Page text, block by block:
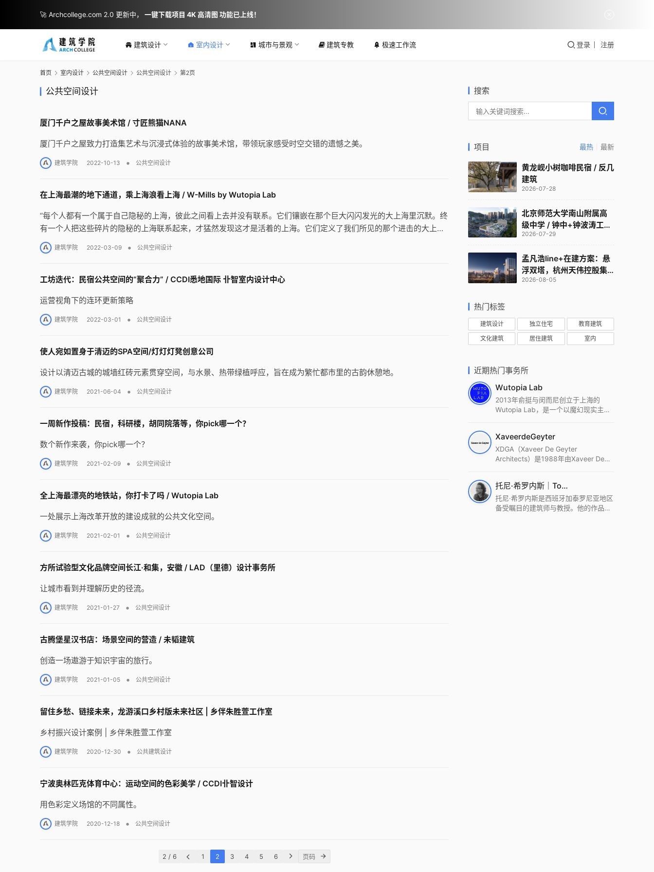
建筑设计 室内设计 城市与景观 建筑专教 极速工作流 登录 注册
首页 室内设计 公共空间设计 公共空间设计 第2页
公共空间设计
厦门千户之屋故事美术馆 / 寸匠熊猫NANA
厦门千户之屋致力打造集艺术与沉浸式体验的故事美术馆，带领玩家感受时空交错的遗憾之美。
建筑学院 2022-10-13 • 公共空间设计
在上海最潮的地下通道，乘上海浪看上海 / W-Mills by Wutopia Lab
“每个人都有一个属于自己隐秘的上海，彼此之间看上去并没有联系。它们镶嵌在那个巨大闪闪发光的大上海里沉默。终
有一个人把这些碎片的隐秘的上海联系起来，才猛然发现这才是活着的上海。它们定义了我们所见的那个进击的大上
海。”
建筑学院 2022-03-09 • 公共空间设计
工坊迭代：民宿公共空间的“聚合力” / CCDI悉地国际 卝智室内设计中心
运营视角下的连环更新策略
建筑学院 2022-03-01 • 公共空间设计
使人宛如置身于清迈的SPA空间/灯灯灯凳创意公司
设计以清迈古城的城墙红砖元素贯穿空间，与水景、热带绿植呼应，旨在成为繁忙都市里的古韵休憩地。
建筑学院 2021-06-04 • 公共空间设计
一周新作投稿：民宿，科研楼，胡同院落等，你pick哪一个？
数个新作来袭，你pick哪一个？
建筑学院 2021-02-09 • 公共空间设计
全上海最漂亮的地铁站，你打卡了吗 / Wutopia Lab
一处展示上海改革开放的建设成就的公共文化空间。
建筑学院 2021-02-01 • 公共空间设计
方所试验型文化品牌空间长江·和集，安徽 / LAD（里德）设计事务所
让城市看到并理解历史的径流。
建筑学院 2021-01-27 • 公共空间设计
古腾堡星汉书店：场景空间的营造 / 未韬建筑
创造一场遨游于知识宇宙的旅行。
建筑学院 2021-01-05 • 公共空间设计
留住乡愁、链接未来，龙游溪口乡村版未来社区 | 乡伴朱胜萱工作室
乡村振兴设计案例 | 乡伴朱胜萱工作室
建筑学院 2020-12-30 • 公共建筑设计
宁波奥林匹克体育中心：运动空间的色彩美学 / CCDI卝智设计
用色彩定义场馆的不同属性。
建筑学院 2020-12-18 • 公共空间设计
2 / 6 1 2 3 4 5 6
搜索
项目 最热 最新
黄龙岘小树咖啡民宿 / 反几
建筑
2026-07-28
北京师范大学南山附属高
级中学 / 钟中+钟波涛工作
室
2026-07-29
孟凡浩line+在建方案：悬
浮双塔，杭州天伟控股集
团总部
2026-08-05
热门标签
建筑设计 独立住宅 教育建筑
文化建筑 居住建筑 室内
近期热门事务所
Wutopia Lab
2013年俞挺与闵而尼创立于上海的
Wutopia Lab，是一个以魔幻现实主
统这种新的思维范式为基础，以上海性
和生活性为介入设计的原点，以建筑为
工具，从而推动建筑学和社会学进步。
2022 DFA中获Merit,2021 Architizer
A+ Firm Awards中获Special
Mention：Best Young Firm，2020 IF
XaveerdeGeyter
XDGA（Xaveer De Geyter
Architects）是1988年由Xaveer De
进的设计方法、多元的专业团队和国际
化的作品著称，曾获密斯·凡·德罗奖、
Bigmat奖等多项重要奖项。XDGA主张
托尼·希罗内斯｜Toni Gironès
托尼·希罗内斯是西班牙加泰罗尼亚地区
备受瞩目的建筑师与教授。他的作品深
🚀 Archcollege.com 2.0 更新中， 一键下载项目 4K 高清图 功能已上线！